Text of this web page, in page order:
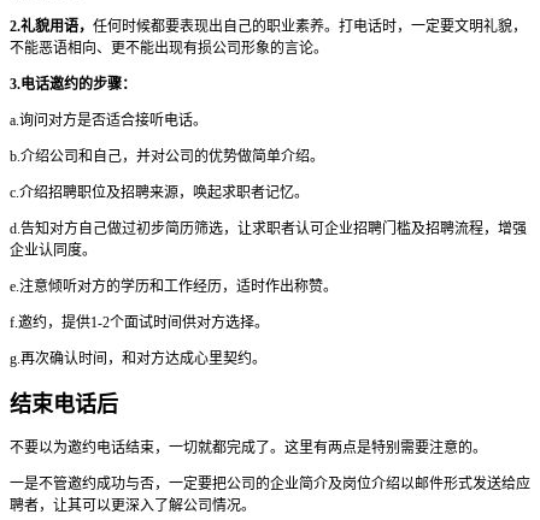
2.礼貌用语， 任何时候都要表现出自己的职业素养。打电话时，一定要文明礼貌，
不能恶语相向、更不能出现有损公司形象的言论。
3.电话邀约的步骤：
a.询问对方是否适合接听电话。
b.介绍公司和自己，并对公司的优势做简单介绍。
c.介绍招聘职位及招聘来源，唤起求职者记忆。
d.告知对方自己做过初步简历筛选，让求职者认可企业招聘门槛及招聘流程，增强
企业认同度。
e.注意倾听对方的学历和工作经历，适时作出称赞。
f.邀约，提供1-2个面试时间供对方选择。
g.再次确认时间，和对方达成心里契约。
结束电话后
不要以为邀约电话结束，一切就都完成了。这里有两点是特别需要注意的。
一是不管邀约成功与否，一定要把公司的企业简介及岗位介绍以邮件形式发送给应
聘者，让其可以更深入了解公司情况。